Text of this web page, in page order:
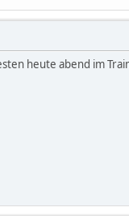
heute abend im